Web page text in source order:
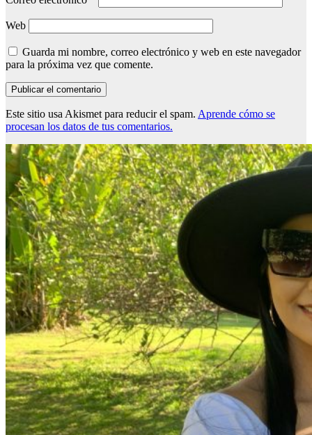
Web
Guarda mi nombre, correo electrónico y web en este navegador
para la próxima vez que comente.
Este sitio usa Akismet para reducir el spam. Aprende cómo se
procesan los datos de tus comentarios.